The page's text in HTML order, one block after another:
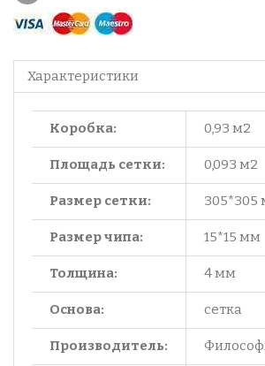
Характеристики
Коробка: 0,93 м2
Площадь сетки: 0,093 м2
Размер сетки: 305*305
Размер чипа: 15*15 мм
Толщина: 4 мм
Основа: сетка
Производитель: